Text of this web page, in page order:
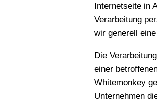
Internetseite in
Verarbeitung
wir generell
Die
einer
Whitemonkey
Unternehmen